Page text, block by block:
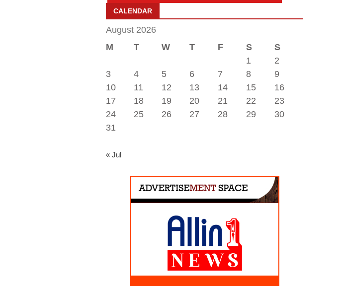
CALENDAR
August 2026
M
T W T F S
S
1
2
3
4 5 6 7 8
9
10
11 12 13 14 15
16
17
18 19 20 21 22
23
24
25 26 27 28 29
30
31
« Jul